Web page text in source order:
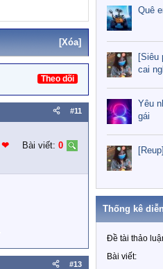
[Xóa]
Theo dõi
#11
❤︎ Bài viết: 0
#13
Quê
[Siêu
cai
Yêu
gái
Thống kê
Đề tài thảo
Bài viết